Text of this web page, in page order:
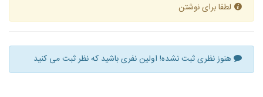
لطفا برای نوشتن
هنوز نظری ثبت نشده! اولین نفری باشید که نظر ثبت می کنید